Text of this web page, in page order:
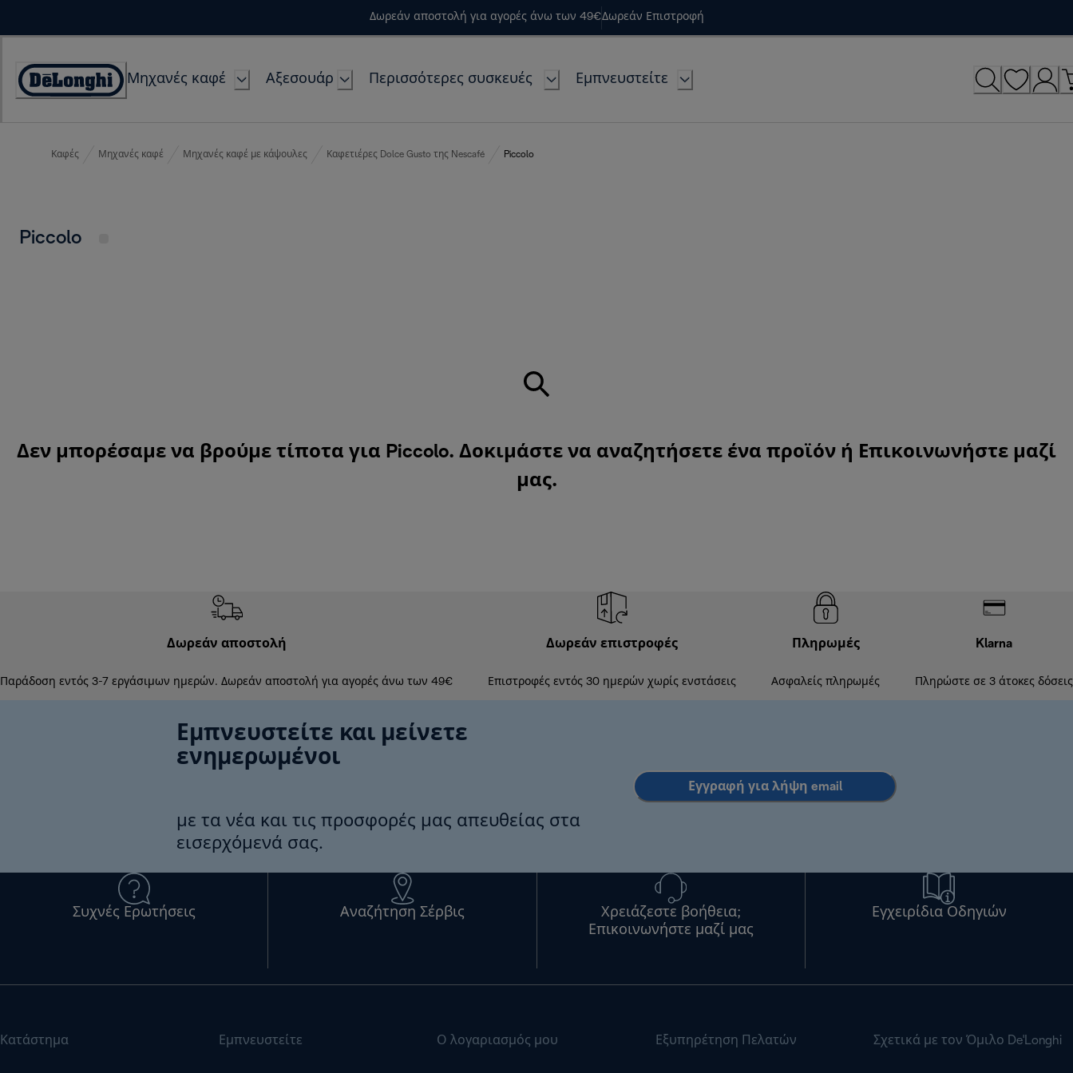
Δωρεάν αποστολή για αγορές άνω των 49€Δωρεάν Επιστροφή
Accessibility
Μηχανές καφέ Αξεσουάρ Περισσότερες συσκευές Εμπνευστείτε
Καφές Μηχανές καφέ Μηχανές καφέ με κάψουλες Καφετιέρες Dolce Gusto της Nescafé Piccolo
Piccolo
Δεν μπορέσαμε να βρούμε τίποτα για Piccolo. Δοκιμάστε να αναζητήσετε ένα προϊόν ή Επικοινωνήστε μαζί
μας.
Δωρεάν αποστολή
Παράδοση εντός 3-7 εργάσιμων ημερών. Δωρεάν αποστολή για αγορές άνω των 49€
Δωρεάν επιστροφές
Επιστροφές εντός 30 ημερών χωρίς ενστάσεις
Πληρωμές
Ασφαλείς πληρωμές
Klarna
Πληρώστε σε 3 άτοκες δόσεις
Εμπνευστείτε και μείνετε
ενημερωμένοι
με τα νέα και τις προσφορές μας απευθείας στα
εισερχόμενά σας.
Εγγραφή για λήψη email
Συχνές Ερωτήσεις Αναζήτηση Σέρβις
Χρειάζεστε βοήθεια;
Επικοινωνήστε μαζί μας
Εγχειρίδια Οδηγιών
Κατάστημα Εμπνευστείτε Ο λογαριασμός μου Εξυπηρέτηση Πελατών Σχετικά με τον Όμιλο De'Longhi